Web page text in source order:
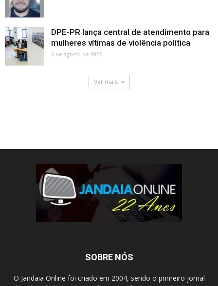
DPE-PR lança central de atendimento para
mulheres vítimas de violência política
6 de agosto de 2026
Ver mais
SOBRE NÓS
O Jandaia Online foi criado em 2004, sendo o primeiro jornal